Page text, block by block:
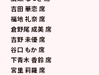
吉田 華恋 席
福地 礼奈 席
倉野尾 成美 席
吉野 未優 席
谷口 もか 席
下青木 香鈴 席
宮里 莉羅 席